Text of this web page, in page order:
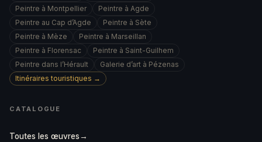
Peintre à Montpellier
Peintre à Agde
Peintre au Cap d’Agde
Peintre à Sète
Peintre à Mèze
Peintre à Marseillan
Peintre à Florensac
Peintre à Saint-Guilhem
Peintre dans l’Hérault
Galerie d’art à Pézenas
Itinéraires touristiques →
CATALOGUE
Toutes les œuvres→